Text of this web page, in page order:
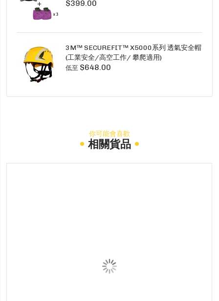
SECURE CLICK HF-802SD HF-800SD 系列
$399.00
3M™ SECUREFIT™ X5000系列 透氣安全帽
(工業安全/高空工作/ 攀爬適用)
低至 $648.00
你可能會喜歡
相關貨品